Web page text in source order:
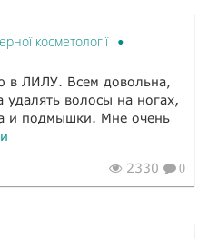
косметології
в ЛИЛУ. Всем довольна,
волосы на ногах,
и подмышки. Мне очень
2330 0